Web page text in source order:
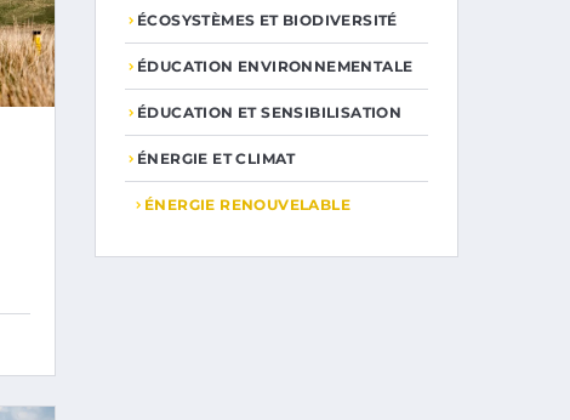
ÉCOSYSTÈMES ET BIODIVERSITÉ
ÉDUCATION ENVIRONNEMENTALE
ÉDUCATION ET SENSIBILISATION
ÉNERGIE ET CLIMAT
ÉNERGIE RENOUVELABLE